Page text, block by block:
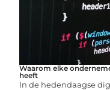
Waarom elke
heeft
In de hedendaagse